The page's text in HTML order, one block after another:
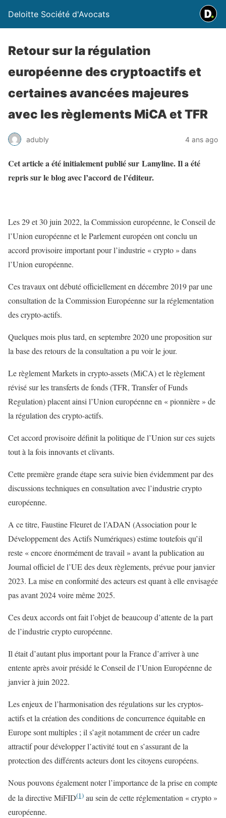
Deloitte Société d'Avocats
Retour sur la régulation
européenne des cryptoactifs et
certaines avancées majeures
avec les règlements MiCA et TFR
adubly 4 ans ago
Cet article a été initialement publié sur Lamyline. Il a été
repris sur le blog avec l’accord de l’éditeur.
Les 29 et 30 juin 2022, la Commission européenne, le Conseil de
l’Union européenne et le Parlement européen ont conclu un
accord provisoire important pour l’industrie « crypto » dans
l’Union européenne.
Ces travaux ont débuté officiellement en décembre 2019 par une
consultation de la Commission Européenne sur la réglementation
des crypto-actifs.
Quelques mois plus tard, en septembre 2020 une proposition sur
la base des retours de la consultation a pu voir le jour.
Le règlement Markets in crypto-assets (MiCA) et le règlement
révisé sur les transferts de fonds (TFR, Transfer of Funds
Regulation) placent ainsi l’Union européenne en « pionnière » de
la régulation des crypto-actifs.
Cet accord provisoire définit la politique de l’Union sur ces sujets
tout à la fois innovants et clivants.
Cette première grande étape sera suivie bien évidemment par des
discussions techniques en consultation avec l’industrie crypto
européenne.
A ce titre, Faustine Fleuret de l’ADAN (Association pour le
Développement des Actifs Numériques) estime toutefois qu’il
reste « encore énormément de travail » avant la publication au
Journal officiel de l’UE des deux règlements, prévue pour janvier
2023. La mise en conformité des acteurs est quant à elle envisagée
pas avant 2024 voire même 2025.
Ces deux accords ont fait l’objet de beaucoup d’attente de la part
de l’industrie crypto européenne.
Il était d’autant plus important pour la France d’arriver à une
entente après avoir présidé le Conseil de l’Union Européenne de
janvier à juin 2022.
Les enjeux de l’harmonisation des régulations sur les cryptos-
actifs et la création des conditions de concurrence équitable en
Europe sont multiples ; il s’agit notamment de créer un cadre
attractif pour développer l’activité tout en s’assurant de la
protection des différents acteurs dont les citoyens européens.
Nous pouvons également noter l’importance de la prise en compte
de la directive MiFID(1) au sein de cette réglementation « crypto »
européenne.